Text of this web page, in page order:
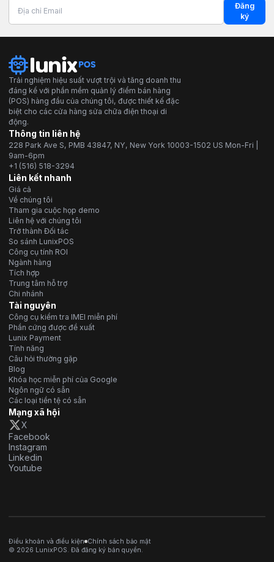
Đăng
ký
Trải nghiệm hiệu suất vượt trội và tăng doanh thu
đáng kể với phần mềm quản lý điểm bán hàng
(POS) hàng đầu của chúng tôi, được thiết kế đặc
biệt cho các cửa hàng sửa chữa điện thoại di
động.
Thông tin liên hệ
228 Park Ave S, PMB 43847, NY, New York 10003-1502 US Mon-Fri |
9am-6pm
+1 (516) 518-3294
Liên kết nhanh
Giá cả
Về chúng tôi
Tham gia cuộc họp demo
Liên hệ với chúng tôi
Trở thành Đối tác
So sánh LunixPOS
Công cụ tính ROI
Ngành hàng
Tích hợp
Trung tâm hỗ trợ
Chi nhánh
Tài nguyên
Công cụ kiểm tra IMEI miễn phí
Phần cứng được đề xuất
Lunix Payment
Tính năng
Câu hỏi thường gặp
Blog
Khóa học miễn phí của Google
Ngôn ngữ có sẵn
Các loại tiền tệ có sẵn
Mạng xã hội
X
Facebook
Instagram
Linkedin
Youtube
© 2026 LunixPOS. Đã đăng ký bản quyền.
Điều khoản và điều kiện Chính sách bảo mật